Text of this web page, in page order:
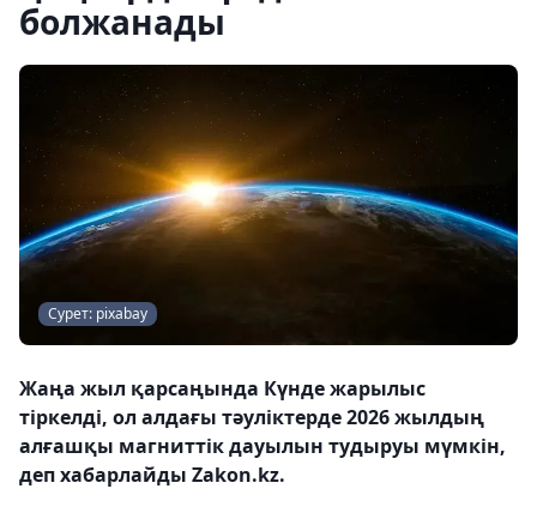
болжанады
Сурет: pixabay
Жаңа жыл қарсаңында Күнде жарылыс
тіркелді, ол алдағы тәуліктерде 2026 жылдың
алғашқы магниттік дауылын тудыруы мүмкін,
деп хабарлайды Zakon.kz.